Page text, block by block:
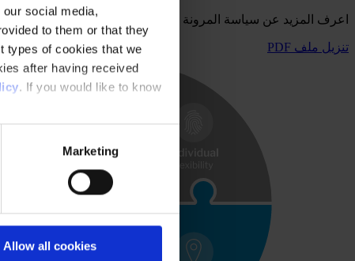
social media,
to them or that they
types of cookies that we
after having received
. If you would like to know
Marketing
Allow all cookies
اعرف المزيد عن سياسة المرونة الخاصة بنا من خلال تنزيل مستند PDF أدناه.
تنزيل ملف PDF